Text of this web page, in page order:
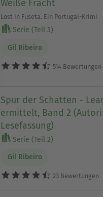
Weiße Fracht
Lost in Fuseta. Ein Portugal-Krimi
Serie (Teil 3)
Gil Ribeiro
514 Bewertungen
Spur der Schatten -
ermittelt, Band 2
Lesefassung)
Serie (Teil 2)
Gil Ribeiro
23 Bewertungen